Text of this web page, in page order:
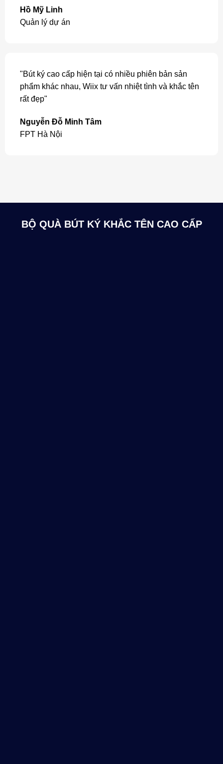
Hồ Mỹ Linh
Quản lý dự án
"Bút ký cao cấp hiện tại có nhiều phiên bản sản
phẩm khác nhau, Wiix tư vấn nhiệt tình và khắc tên
rất đẹp"
Nguyễn Đỗ Minh Tâm
FPT Hà Nội
BỘ QUÀ BÚT KÝ KHẮC TÊN CAO CẤP